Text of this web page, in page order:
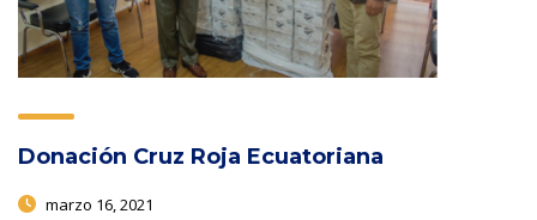
Donación Cruz Roja Ecuatoriana
marzo 16, 2021